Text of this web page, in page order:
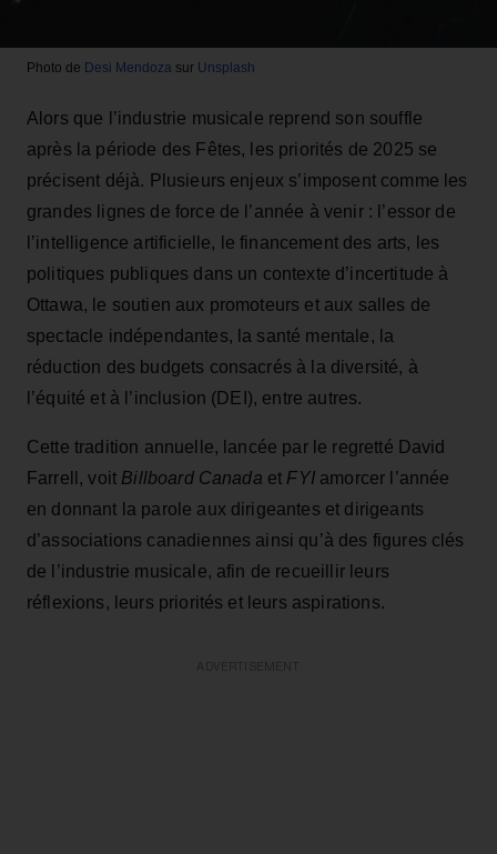
Photo de Desi Mendoza sur Unsplash
Alors que l’industrie musicale reprend son souffle
après la période des Fêtes, les priorités de 2025 se
précisent déjà. Plusieurs enjeux s’imposent comme les
grandes lignes de force de l’année à venir : l’essor de
l’intelligence artificielle, le financement des arts, les
politiques publiques dans un contexte d’incertitude à
Ottawa, le soutien aux promoteurs et aux salles de
spectacle indépendantes, la santé mentale, la
réduction des budgets consacrés à la diversité, à
l’équité et à l’inclusion (DEI), entre autres.
Cette tradition annuelle, lancée par le regretté David
Farrell, voit Billboard Canada et FYIamorcer l’année
en donnant la parole aux dirigeantes et dirigeants
d’associations canadiennes ainsi qu’à des figures clés
de l’industrie musicale, afin de recueillir leurs
réflexions, leurs priorités et leurs aspirations.